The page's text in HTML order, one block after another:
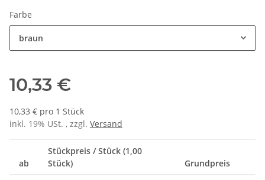
Farbe
braun
10,33 €
10,33 € pro 1 Stück
inkl. 19% USt. , zzgl. Versand
ab
Stückpreis / Stück (1,00
Stück)
Grundpreis